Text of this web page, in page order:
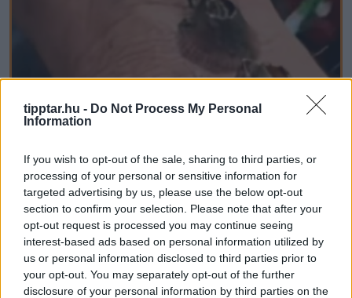
tipptar.hu - Do Not Process My Personal
Information
If you wish to opt-out of the sale, sharing to third parties, or
processing of your personal or sensitive information for
targeted advertising by us, please use the below opt-out
section to confirm your selection. Please note that after your
opt-out request is processed you may continue seeing
interest-based ads based on personal information utilized by
us or personal information disclosed to third parties prior to
your opt-out. You may separately opt-out of the further
disclosure of your personal information by third parties on the
5 Hidden Signs You Have Worms Inside
Your Body
ELLÁK NÉVNAPI KÖSZÖNTŐ